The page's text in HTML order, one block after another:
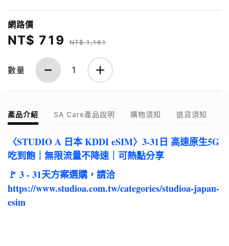
網路價
NT$ 719 NT$ 1,161
數量 1
產品介紹 SA Care產品說明 購物須知 退貨須知
〈STUDIO A 日本 KDDI eSIM〉3-31日 高速原生5G
吃到飽｜無限流量不降速｜可熱點分享
🚩 3 - 31天方案選購，請洽
https://www.studioa.com.tw/categories/studioa-japan-
esim